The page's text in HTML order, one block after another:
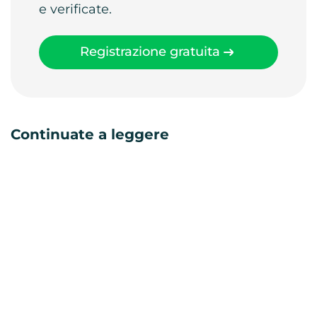
e verificate.
Registrazione gratuita
Continuate a leggere